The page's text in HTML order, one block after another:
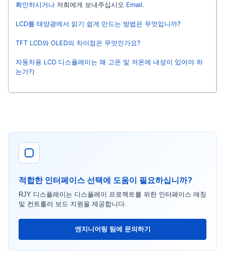
확인하시거나 저희에게 보내주십시오 Email.
LCD를 태양광에서 읽기 쉽게 만드는 방법은 무엇입니까?
TFT LCD와 OLED의 차이점은 무엇인가요?
자동차용 LCD 디스플레이는 왜 고온 및 저온에 내성이 있어야 하
는가?)
적합한 인터페이스 선택에 도움이 필요하십니까?
RJY 디스플레이는 디스플레이 프로젝트를 위한 인터페이스 매칭
및 컨트롤러 보드 지원을 제공합니다.
엔지니어링 팀에 문의하기